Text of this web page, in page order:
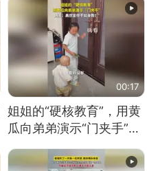
00:17
姐姐的“硬核教育”，用黄
瓜向弟弟演示“门夹手”，
网友：果然言传不如身
教！